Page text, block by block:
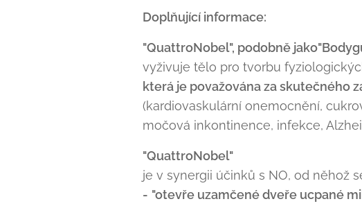
Doplňující informace:
"QuattroNobel", podobně
vyživuje tělo pro tvorbu
která je považována za skutečného
(kardiovaskulární onemocnění,
močová inkontinence, infekce,
"QuattroNobel"
je v synergii účinků s NO, od něhož
- "otevře uzamčené dveře ucpané